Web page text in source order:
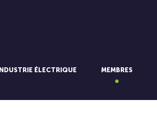
INDUSTRIE ÉLECTRIQUE MEMBRES